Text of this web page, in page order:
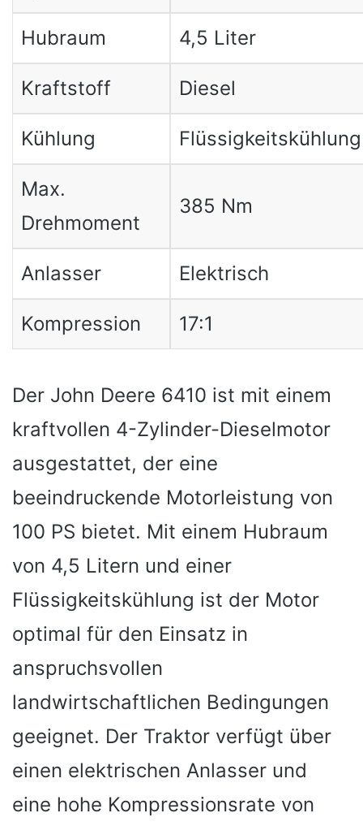
Hubraum 4,5 Liter
Kraftstoff Diesel
Kühlung Flüssigkeitskühlung
Max.
Drehmoment
385 Nm
Anlasser Elektrisch
Kompression 17:1
Der John Deere 6410 ist mit einem
kraftvollen 4-Zylinder-Dieselmotor
ausgestattet, der eine
beeindruckende Motorleistung von
100 PS bietet. Mit einem Hubraum
von 4,5 Litern und einer
Flüssigkeitskühlung ist der Motor
optimal für den Einsatz in
anspruchsvollen
landwirtschaftlichen Bedingungen
geeignet. Der Traktor verfügt über
einen elektrischen Anlasser und
eine hohe Kompressionsrate von